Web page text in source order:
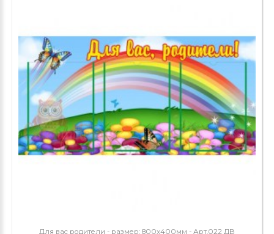
Для вас родители - размер: 800х400мм - Арт.022 ДВ